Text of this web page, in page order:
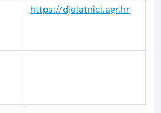
https://djelatnici.agr.hr